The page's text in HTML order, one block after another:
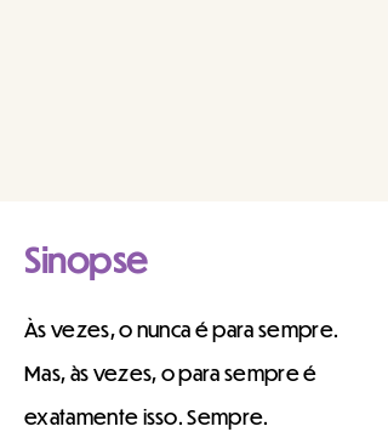
Sinopse
Às vezes, o nunca é para sempre.
Mas, às vezes, o para sempre é
exatamente isso. Sempre.